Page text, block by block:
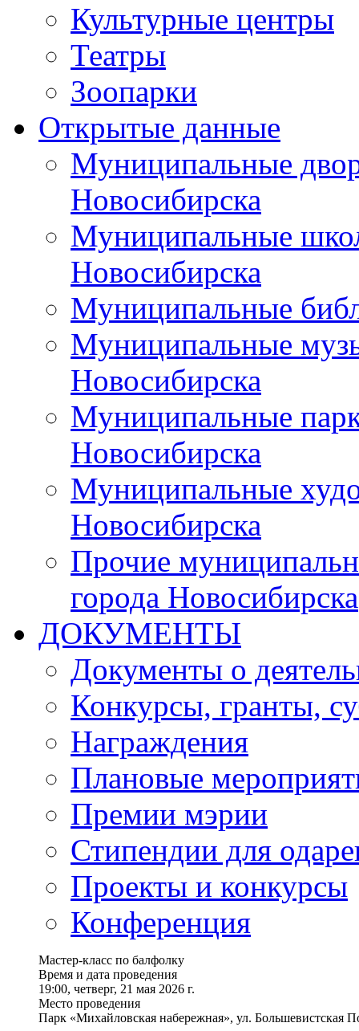
Культурные центры
Театры
Зоопарки
Открытые данные
Муниципальные
Новосибирска
Муниципальные
Новосибирска
Муниципальные
Муниципальные
Новосибирска
Муниципальные
Новосибирска
Муниципальные
Новосибирска
Прочие
города Новосибирска
ДОКУМЕНТЫ
Документы о
Конкурсы, гранты,
Награждения
Плановые
Премии мэрии
Стипендии для
Проекты и конкурсы
Конференция
Мастер-класс по балфолку
Время и дата проведения
19:00, четверг, 21 мая 2026 г.
Место проведения
Парк «Михайловская набережная», ул. Большевистская